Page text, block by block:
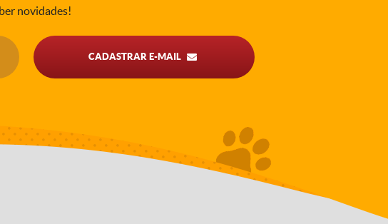
novidades!
CADASTRAR E-MAIL